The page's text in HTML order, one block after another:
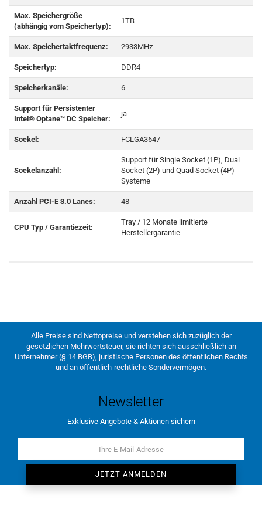
Max. Speichergröße
(abhängig vom Speichertyp):
1TB
Max. Speichertaktfrequenz: 2933MHz
Speichertyp: DDR4
Speicherkanäle: 6
Support für Persistenter
Intel® Optane™ DC Speicher:
ja
Sockel: FCLGA3647
Sockelanzahl:
Support für Single Socket (1P), Dual
Socket (2P) und Quad Socket (4P)
Systeme
Anzahl PCI-E 3.0 Lanes: 48
CPU Typ / Garantiezeit:
Tray / 12 Monate limitierte
Herstellergarantie
Alle Preise sind Nettopreise und verstehen sich zuzüglich der
gesetzlichen Mehrwertsteuer, sie richten sich ausschließlich an
Unternehmer (§ 14 BGB), juristische Personen des öffentlichen Rechts
und an öffentlich-rechtliche Sondervermögen.
Newsletter
Exklusive Angebote & Aktionen sichern